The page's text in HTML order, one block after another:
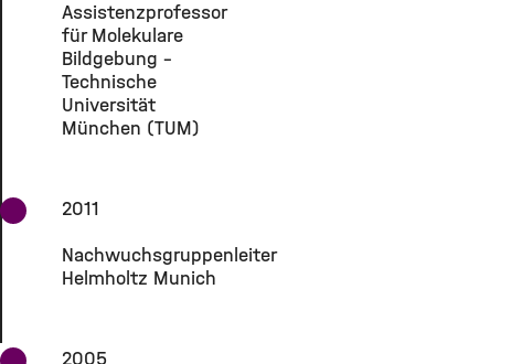
Assistenzprofessor
für Molekulare
Bildgebung -
Technische
Universität
München (TUM)
2011
Nachwuchsgruppenleiter
Helmholtz Munich